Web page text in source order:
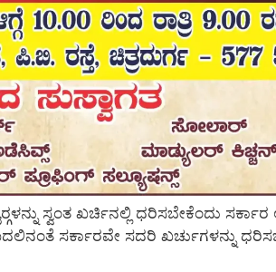
ಸ್ವಂತ ಖರ್ಚಿನಲ್ಲಿ ಧರಿಸಬೇಕೆಂದು ಸರ್ಕಾರ
ಸರ್ಕಾರವೇ ಸದರಿ ಖರ್ಚುಗಳನ್ನು